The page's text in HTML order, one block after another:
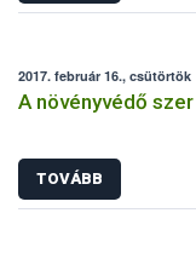
2017. február 16., csütörtök
A növényvédő
TOVÁBB